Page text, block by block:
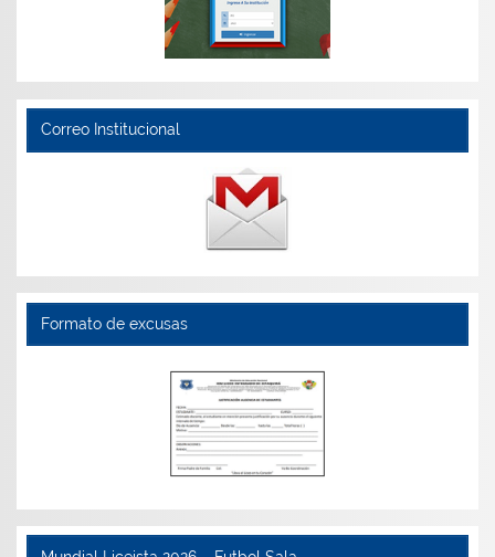
Correo Institucional
Formato de excusas